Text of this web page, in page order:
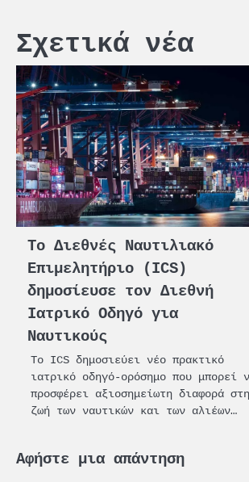
Σχετικά νέα
Tο Διεθνές Ναυτιλιακό
Επιμελητήριο (ICS)
δημοσίευσε τον Διεθνή
Ιατρικό Οδηγό για
Ναυτικούς
Το ICS δημοσιεύει νέο πρακτικό
ιατρικό οδηγό-ορόσημο που μπορεί
προσφέρει αξιοσημείωτη διαφορά στη
ζωή των ναυτικών και των αλιέων…
Αφήστε μια απάντηση